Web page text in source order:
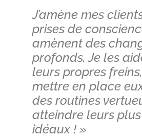
J’amène mes
prises de
amènent des
profonds. Je les
leurs propres
mettre en place
des routines
atteindre leurs
idéaux ! »